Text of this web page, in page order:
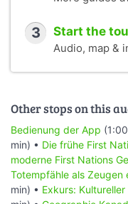
3 Start the
Audio, map &
Other stops on this
Bedienung der App
min) • Die frühe First
moderne First Nations
Totempfähle als Zeugen
min) • Exkurs: